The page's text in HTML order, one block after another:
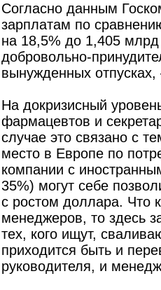
Согласно данным
зарплатам по
на 18,5% до 1,405
добровольно-
вынужденных
На докризисный
фармацевтов и
случае это связано с
место в Европе по
компании с
35%) могут себе
с ростом доллара. Что
менеджеров, то здесь
тех, кого ищут,
приходится быть и
руководителя, и